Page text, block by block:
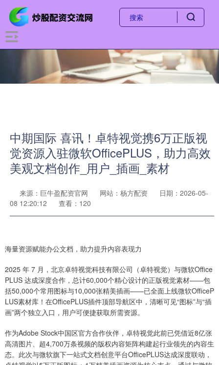
中期国际 喜讯！卓特视觉携6万正版视
觉资源入驻微软OfficePLUS，助力高效
美观文档创作_用户_插画_素材
来源：巨牛盈配资官网 网站：杨方配资
日期：2026-05-
08 12:20:12
查看：120
海量资源赋能办公文档，助力提升内容表现力
2025 年 7 月，北京卓特视觉科技有限公司（卓特视觉）与微软Office
PLUS 达成深度合作，总计60,000个精心设计的正版视觉素材——包
括50,000个常用图标与10,000张精美插画——已全面上线微软OfficeP
LUS素材库！在OfficePLUS插件顶部导航区中，清晰可见“图标”与“插
画”两个独立入口，用户可便捷获取所需资源。
作为Adobe Stock中国区官方合作伙伴，卓特视觉此前已凭借近8亿张
高清图片、超4,700万条视频的版权内容矩阵构建起行业领先的内容生
态。此次与微软旗下一站式文档创意平台OfficePLUS达成深度联动，